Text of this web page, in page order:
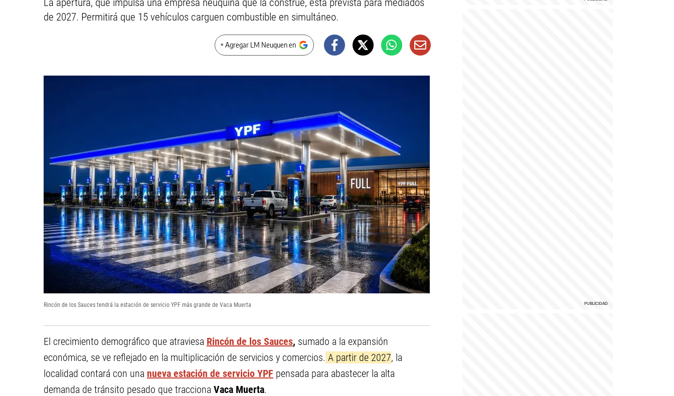
La apertura, que impulsa una empresa neuquina que la construe, está prevista para mediados
de 2027. Permitirá que 15 vehículos carguen combustible en simultáneo.
+ Agregar LM Neuquen en
Rincón de los Sauces tendrá la estación de servicio YPF más grande de Vaca Muerta
El crecimiento demográfico que atraviesa Rincón de los Sauces, sumado a la expansión
económica, se ve reflejado en la multiplicación de servicios y comercios. A partir de 2027, la
localidad contará con una nueva estación de servicio YPF pensada para abastecer la alta
demanda de tránsito pesado que tracciona Vaca Muerta.